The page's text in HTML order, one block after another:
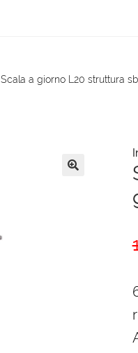
Scala a giorno L20 struttura